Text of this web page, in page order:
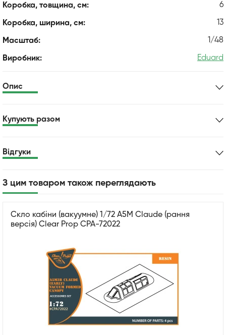
Коробка, товщина, см: 6
Коробка, ширина, см: 13
Масштаб: 1/48
Виробник: Eduard
Опис
Купують разом
Відгуки
З цим товаром також переглядають
Скло кабіни (вакуумне) 1/72 A5M Claude (рання
версія) Clear Prop CPA-72022